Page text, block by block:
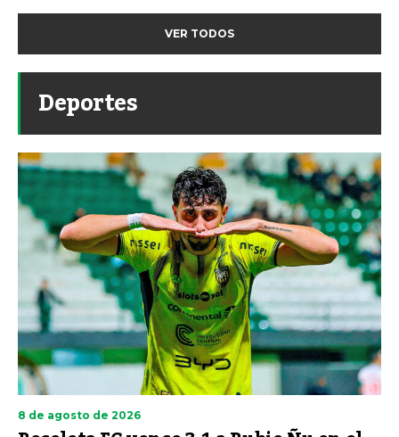
VER TODOS
Deportes
8 de agosto de 2026